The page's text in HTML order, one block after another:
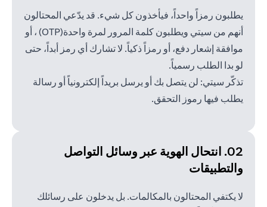
يطلبون رمزاً واحداً، فيأخذون كل شيء. قد يدّعي المحتالون
أنهم من سيتي ويطلبون كلمة المرور لمرة واحدة(OTP) ، أو
موافقة إشعار دفع، أو رمزاً ذكياً. لا تشارك أي رمز أبداً، حتى
لو بدا الطلب رسمياً.
تذكّر سيتي: لن يتصل بك أو يرسل بريداً إلكترونياً أو رسالة
يطلب فيها رموز التحقق.
02. انتحال الهوية عبر وسائل
التواصل
والتطبيقات
لا يكتفي المحتالون بالمكالمات. بل يدخلون على رسائلك